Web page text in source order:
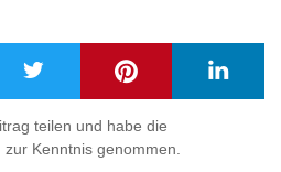
teilen und habe die
Kenntnis genommen.